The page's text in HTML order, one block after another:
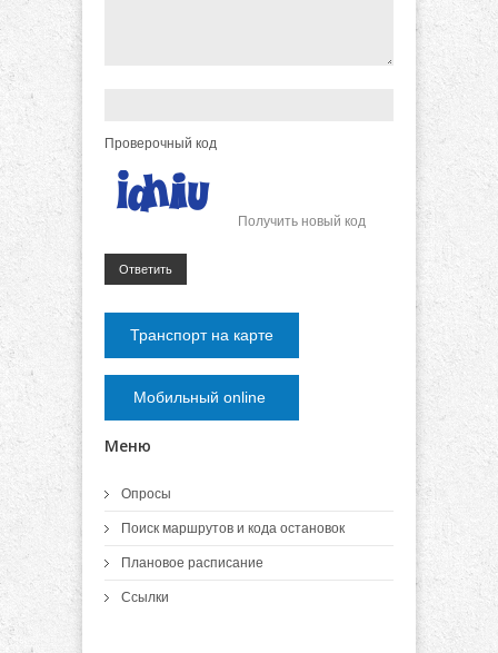
Проверочный код
Получить новый код
Ответить
Транспорт на карте
Мобильный online
Меню
Опросы
Поиск маршрутов и кода остановок
Плановое расписание
Ссылки